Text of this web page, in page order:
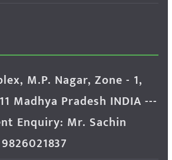
M.P. Nagar, Zone - 1,
Madhya Pradesh INDIA ---
Enquiry: Mr. Sachin